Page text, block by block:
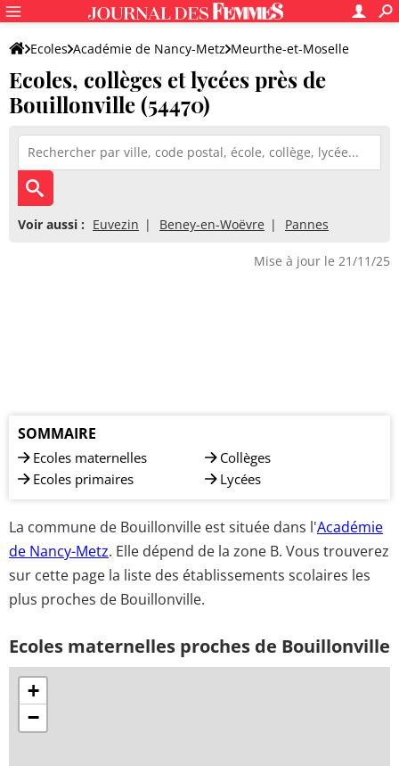
Ecoles Académie de Nancy-Metz Meurthe-et-Moselle
Ecoles, collèges et lycées près de
Bouillonville (54470)
Voir aussi : Euvezin Beney-en-Woëvre Pannes
Mise à jour le 21/11/25
SOMMAIRE
Ecoles maternelles
Ecoles primaires
Collèges
Lycées
La commune de Bouillonville est située dans l'Académie
de Nancy-Metz. Elle dépend de la zone B. Vous trouverez
sur cette page la liste des établissements scolaires les
plus proches de Bouillonville.
Ecoles maternelles proches de Bouillonville
+
−